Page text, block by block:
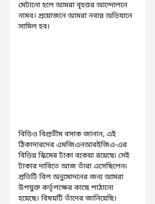
মেটানো হলে আমরা বৃহত্তর আন্দোলনে
নামব। প্রয়োজনে আমরা নবান্ন অভিযানে
সামিল হব।
বিডিও বিপ্রতীম বসাক জানান, এই
ঠিকাদারদের এমজিএনআরইজিএ-এর
বিভিন্ন স্কিমের টাকা বকেয়া রয়েছে৷ সেই
টাকার দাবিতে আজ তাঁরা এসেছিলেন৷
প্রতিটি বিল অনুমোদনের জন্য আমরা
উপযুক্ত কর্তৃপক্ষের কাছে পাঠানো
হয়েছে। বিষয়টি তাঁদের জানিয়েছি।